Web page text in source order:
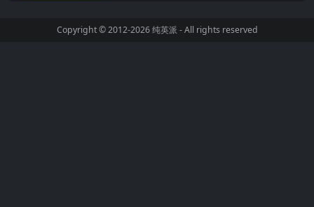
Copyright © 2012-2026纯英派 - All rights reserved